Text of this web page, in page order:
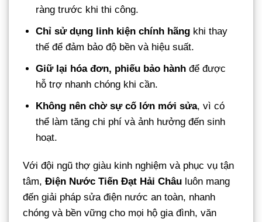
ràng trước khi thi công.
Chỉ sử dụng linh kiện chính hãng khi thay
thế để đảm bảo độ bền và hiệu suất.
Giữ lại hóa đơn, phiếu bảo hành để được
hỗ trợ nhanh chóng khi cần.
Không nên chờ sự cố lớn mới sửa, vì có
thể làm tăng chi phí và ảnh hưởng đến sinh
hoạt.
Với đội ngũ thợ giàu kinh nghiệm và phục vụ tận
tâm, Điện Nước Tiến Đạt Hải Châu luôn mang
đến giải pháp sửa điện nước an toàn, nhanh
chóng và bền vững cho mọi hộ gia đình, văn